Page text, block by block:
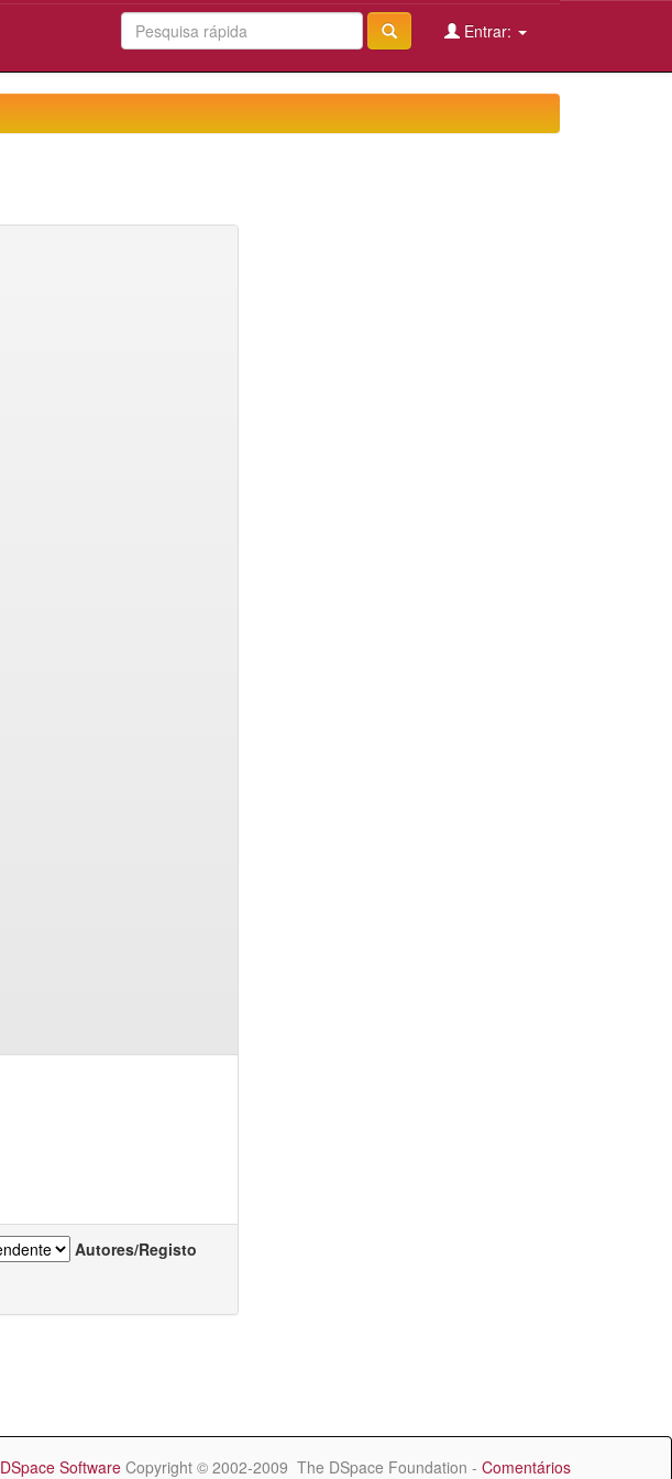
Entrar:
Autores/Registo
DSpace Software Copyright © 2002-2009 The DSpace Foundation - Comentários